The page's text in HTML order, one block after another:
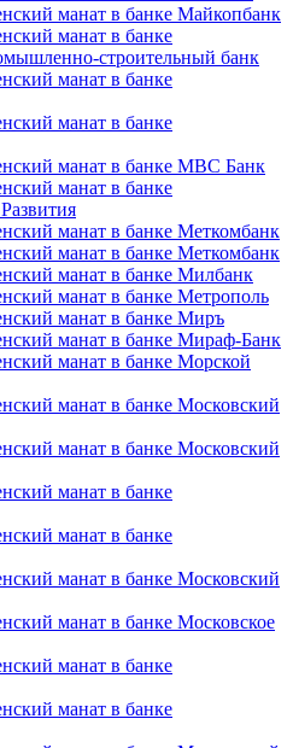
манат в банке Майкопбанк
манат в банке
строительный банк
манат в банке
манат в банке
манат в банке МВС Банк
манат в банке
манат в банке Меткомбанк
манат в банке Меткомбанк
манат в банке Милбанк
манат в банке Метрополь
манат в банке Миръ
манат в банке Мираф-Банк
манат в банке Морской
манат в банке Московский
манат в банке Московский
манат в банке
манат в банке
манат в банке Московский
манат в банке Московское
манат в банке
манат в банке